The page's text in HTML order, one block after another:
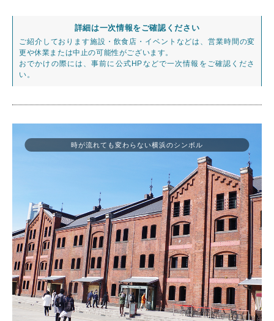
詳細は一次情報をご確認ください
ご紹介しております施設・飲食店・イベントなどは、営業時間の変
更や休業または中止の可能性がございます。
おでかけの際には、事前に公式HPなどで一次情報をご確認くださ
い。
時が流れても変わらない横浜のシンボル